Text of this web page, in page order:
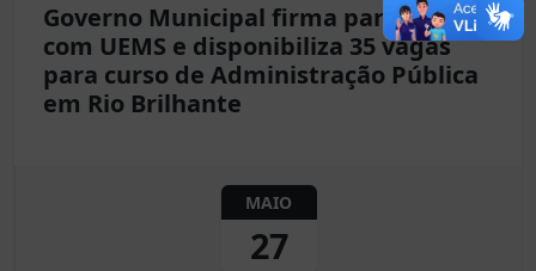
Governo Municipal firma parceria
com UEMS e disponibiliza 35 vagas
para curso de Administração Pública
em Rio Brilhante
MAIO
27